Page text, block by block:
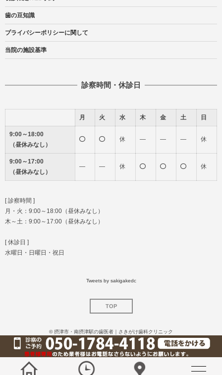
歯の豆知識
プライバシーポリシーに関して
当院の施設基準
診察時間・休診日
月 火 水 木 金 土 日
9:00～18:00
（昼休みなし）
休 ― ― ― 休
9:00～17:00
（昼休みなし）
― ― 休 休
[ 診察時間 ]
月・火：9:00～18:00（昼休みなし）
木～土：9:00～17:00（昼休みなし）
[ 休診日 ]
水曜日・日曜日・祝日
Tweets by sakigakedc
TOP
©摂津市・南摂津駅の歯医者｜さきがけ歯科クリニック